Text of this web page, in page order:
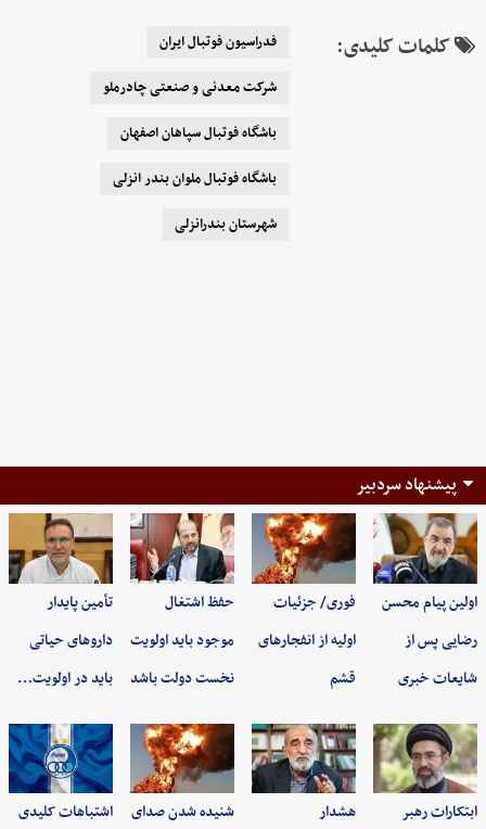
کلمات کلیدی:
فدراسیون فوتبال ایران
شرکت معدنی و صنعتی چادرملو
باشگاه فوتبال سپاهان اصفهان
باشگاه فوتبال ملوان بندر انزلی
شهرستان بندرانزلی
پیشنهاد سردبیر
اولین پیام محسن
رضایی پس از
شایعات خبری
فوری/ جزئیات
اولیه از انفجارهای
قشم
حفظ اشتغال
موجود باید اولویت
نخست دولت باشد
تأمین پایدار
داروهای حیاتی
باید در اولویت…
ابتکارات رهبر هشدار شنیده شدن صدای اشتباهات کلیدی